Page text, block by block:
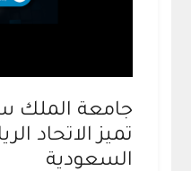
جامعة الملك
تميز الاتحاد
السعودية